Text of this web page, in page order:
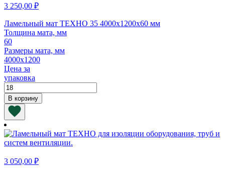
3 250,00 ₽
Ламельный мат ТЕХНО 35 4000х1200х60 мм
Толщина мата, мм
60
Размеры мата, мм
4000х1200
Цена за
упаковка
Количество
товара
Ламельный
мат
ТЕХНО
35
4000х1200х60
В корзину
3 050,00 ₽